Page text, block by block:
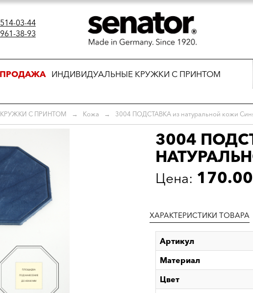
03-44
38-93
ИНДИВИДУАЛЬНЫЕ КРУЖКИ С ПРИНТОМ
С ПРИНТОМ → Кожа → 3004 ПОДСТАВКА из натуральной кожи
3004
Цена: 170.00
ХАРАКТЕРИСТИКИ ТОВАРА
Артикул
Материал
Цвет